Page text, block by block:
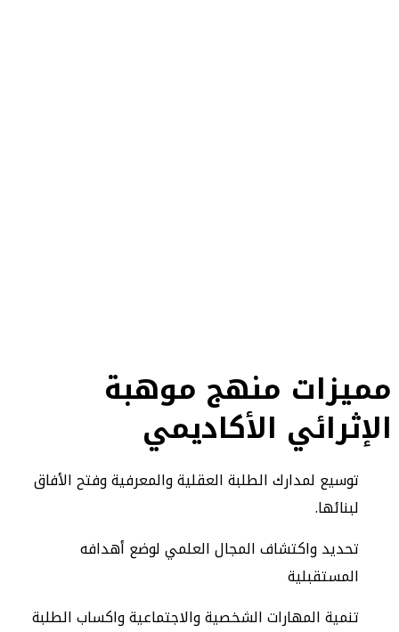
مميزات منهج موهبة
الإثرائي الأكاديمي
توسيع لمدارك الطلبة العقلية والمعرفية وفتح الأفاق
لبنائها.
تحديد واكتشاف المجال العلمي لوضع أهدافه
المستقبلية
تنمية المهارات الشخصية والاجتماعية واكساب الطلبة